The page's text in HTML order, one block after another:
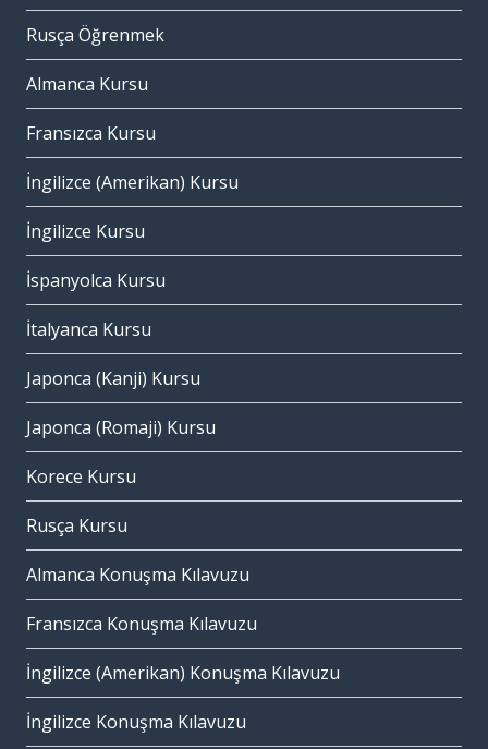
Rusça Öğrenmek
Almanca Kursu
Fransızca Kursu
İngilizce (Amerikan) Kursu
İngilizce Kursu
İspanyolca Kursu
İtalyanca Kursu
Japonca (Kanji) Kursu
Japonca (Romaji) Kursu
Korece Kursu
Rusça Kursu
Almanca Konuşma Kılavuzu
Fransızca Konuşma Kılavuzu
İngilizce (Amerikan) Konuşma Kılavuzu
İngilizce Konuşma Kılavuzu